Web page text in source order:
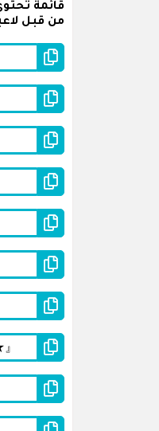
قائمة
من قبل